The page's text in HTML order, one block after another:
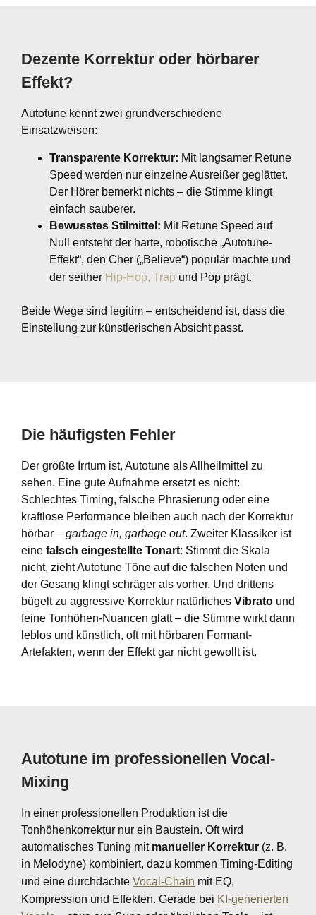
Dezente Korrektur oder hörbarer
Effekt?
Autotune kennt zwei grundverschiedene
Einsatzweisen:
Transparente Korrektur: Mit langsamer Retune
Speed werden nur einzelne Ausreißer geglättet.
Der Hörer bemerkt nichts – die Stimme klingt
einfach sauberer.
Bewusstes Stilmittel: Mit Retune Speed auf
Null entsteht der harte, robotische „Autotune-
Effekt“, den Cher („Believe“) populär machte und
der seither Hip-Hop, Trap und Pop prägt.
Beide Wege sind legitim – entscheidend ist, dass die
Einstellung zur künstlerischen Absicht passt.
Die häufigsten Fehler
Der größte Irrtum ist, Autotune als Allheilmittel zu
sehen. Eine gute Aufnahme ersetzt es nicht:
Schlechtes Timing, falsche Phrasierung oder eine
kraftlose Performance bleiben auch nach der Korrektur
hörbar – garbage in, garbage out. Zweiter Klassiker ist
eine falsch eingestellte Tonart: Stimmt die Skala
nicht, zieht Autotune Töne auf die falschen Noten und
der Gesang klingt schräger als vorher. Und drittens
bügelt zu aggressive Korrektur natürliches Vibrato und
feine Tonhöhen-Nuancen glatt – die Stimme wirkt dann
leblos und künstlich, oft mit hörbaren Formant-
Artefakten, wenn der Effekt gar nicht gewollt ist.
Autotune im professionellen Vocal-
Mixing
In einer professionellen Produktion ist die
Tonhöhenkorrektur nur ein Baustein. Oft wird
automatisches Tuning mit manueller Korrektur (z. B.
in Melodyne) kombiniert, dazu kommen Timing-Editing
und eine durchdachte Vocal-Chain mit EQ,
Kompression und Effekten. Gerade bei KI-generierten